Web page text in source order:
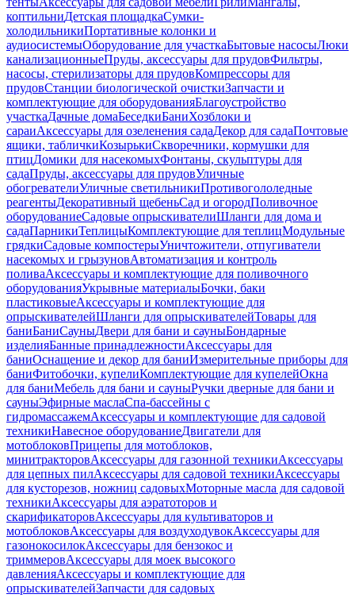
коптильниДетская площадкаСумки-
холодильникиПортативные колонки и
аудиосистемыОборудование для участкаБытовые насосыЛюки
канализационныеПруды, аксессуары для прудовФильтры,
насосы, стерилизаторы для прудовКомпрессоры для
прудовСтанции биологической очисткиЗапчасти и
комплектующие для оборудованияБлагоустройство
участкаДачные домаБеседкиБаниХозблоки и
сараиАксессуары для озеленения садаДекор для садаПочтовые
ящики, табличкиКозырькиСкворечники, кормушки для
птицДомики для насекомыхФонтаны, скульптуры для
садаПруды, аксессуары для прудовУличные
обогревателиУличные светильникиПротивогололедные
реагентыДекоративный щебеньСад и огородПоливочное
оборудованиеСадовые опрыскивателиШланги для дома и
садаПарникиТеплицыКомплектующие для теплицМодульные
грядкиСадовые компостерыУничтожители, отпугиватели
насекомых и грызуновАвтоматизация и контроль
поливаАксессуары и комплектующие для поливочного
оборудованияУкрывные материалыБочки, баки
пластиковыеАксессуары и комплектующие для
опрыскивателейШланги для опрыскивателейТовары для
баниБаниСауныДвери для бани и сауныБондарные
изделияБанные принадлежностиАксессуары для
баниОснащение и декор для баниИзмерительные приборы для
баниФитобочки, купелиКомплектующие для купелейОкна
для баниМебель для бани и сауныРучки дверные для бани и
сауныЭфирные маслаСпа-бассейны с
гидромассажемАксессуары и комплектующие для садовой
техникиНавесное оборудованиеДвигатели для
мотоблоковПрицепы для мотоблоков,
минитракторовАксессуары для газонной техникиАксессуары
для цепных пилАксессуары для садовой техникиАксессуары
для кусторезов, ножниц садовыхМоторные масла для садовой
техникиАксессуары для аэратоторов и
скарификаторовАксессуары для культиваторов и
мотоблоковАксессуары для воздуходувокАксессуары для
газонокосилокАксессуары для бензокос и
триммеровАксессуары для моек высокого
давленияАксессуары и комплектующие для
опрыскивателейЗапчасти для садовых